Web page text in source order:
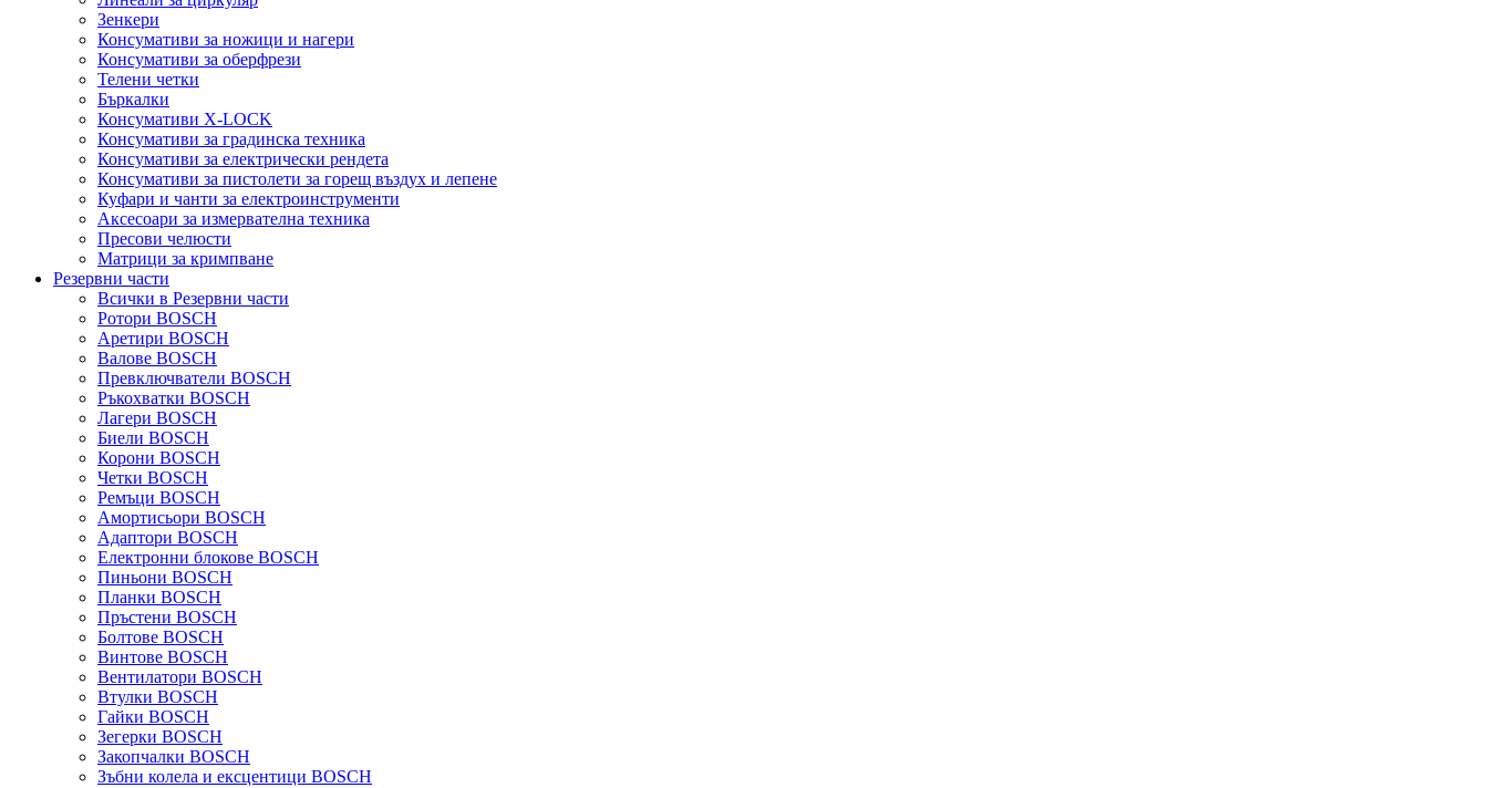
Зенкери
Консумативи за ножици и нагери
Консумативи за оберфрези
Телени четки
Бъркалки
Консумативи X-LOCK
Консумативи за градинска техника
Консумативи за електрически рендета
Консумативи за пистолети за горещ въздух и лепене
Куфари и чанти за електроинструменти
Аксесоари за измервателна техника
Пресови челюсти
Матрици за кримпване
Резервни части
Всички в Резервни части
Ротори BOSCH
Аретири BOSCH
Валове BOSCH
Превключватели BOSCH
Ръкохватки BOSCH
Лагери BOSCH
Биели BOSCH
Корони BOSCH
Четки BOSCH
Ремъци BOSCH
Амортисьори BOSCH
Адаптори BOSCH
Електронни блокове BOSCH
Пиньони BOSCH
Планки BOSCH
Пръстени BOSCH
Болтове BOSCH
Винтове BOSCH
Вентилатори BOSCH
Втулки BOSCH
Гайки BOSCH
Зегерки BOSCH
Закопчалки BOSCH
Зъбни колела и ексцентици BOSCH